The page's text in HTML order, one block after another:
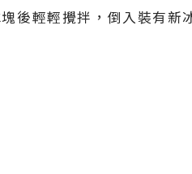
後輕輕攪拌，倒入裝有新